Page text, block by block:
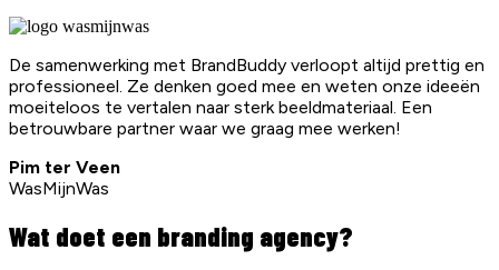
De samenwerking met BrandBuddy verloopt altijd prettig en
professioneel. Ze denken goed mee en weten onze ideeën
moeiteloos te vertalen naar sterk beeldmateriaal. Een
betrouwbare partner waar we graag mee werken!
Pim ter Veen
WasMijnWas
Wat doet een branding agency?